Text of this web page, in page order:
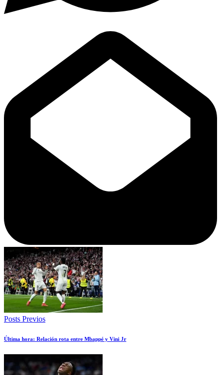
Posts Previos
Última hora: Relación rota entre Mbappé y Vini Jr